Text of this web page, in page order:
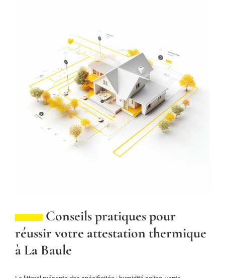
Conseils pratiques pour
réussir votre attestation thermique
à La Baule